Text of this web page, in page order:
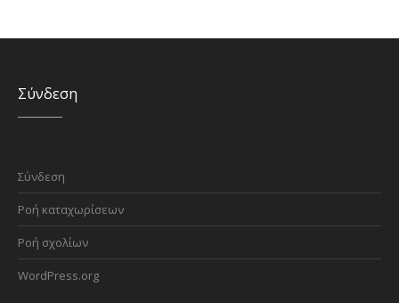
Σύνδεση
Σύνδεση
Ροή καταχωρίσεων
Ροή σχολίων
WordPress.org